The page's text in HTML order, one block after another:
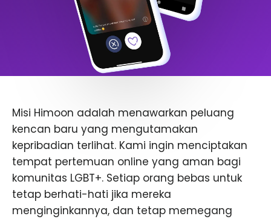
Misi Himoon adalah menawarkan peluang
kencan baru yang mengutamakan
kepribadian terlihat. Kami ingin menciptakan
tempat pertemuan online yang aman bagi
komunitas LGBT+. Setiap orang bebas untuk
tetap berhati-hati jika mereka
menginginkannya, dan tetap memegang